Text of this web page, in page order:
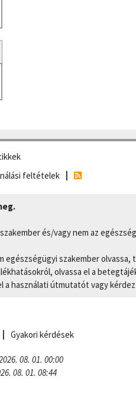
feltételek
és/vagy nem az
egészségügyi szakember
olvassa el a
használati útmutatót vagy
Gyakori kérdések
08. 01. 00:00
08. 01. 08:44